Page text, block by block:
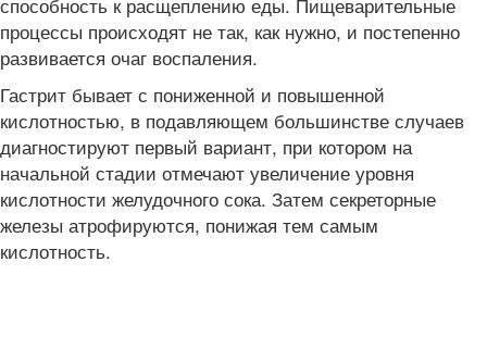
процессы происходят не так, как нужно, и постепенно
развивается очаг воспаления.
Гастрит бывает с пониженной и повышенной
кислотностью, в подавляющем большинстве случаев
диагностируют первый вариант, при котором на
начальной стадии отмечают увеличение уровня
кислотности желудочного сока. Затем секреторные
железы атрофируются, понижая тем самым
кислотность.